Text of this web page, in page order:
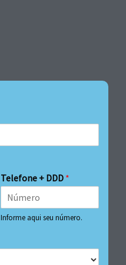
Telefone + DDD *
Informe aqui seu número.